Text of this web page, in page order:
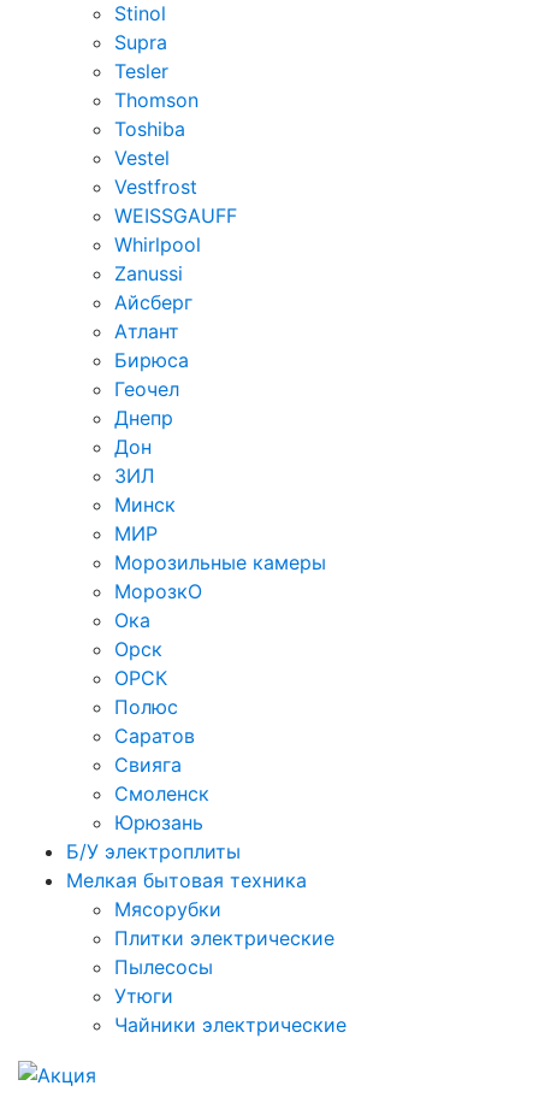
Stinol
Supra
Tesler
Thomson
Toshiba
Vestel
Vestfrost
WEISSGAUFF
Whirlpool
Zanussi
Айсберг
Атлант
Бирюса
Геочел
Днепр
Дон
ЗИЛ
Минск
МИР
Морозильные камеры
МорозкО
Ока
Орск
ОРСК
Полюс
Саратов
Свияга
Смоленск
Юрюзань
Б/У электроплиты
Мелкая бытовая техника
Мясорубки
Плитки электрические
Пылесосы
Утюги
Чайники электрические